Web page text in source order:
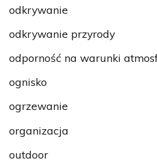
odkrywanie
odkrywanie przyrody
odporność na warunki
ognisko
ogrzewanie
organizacja
outdoor